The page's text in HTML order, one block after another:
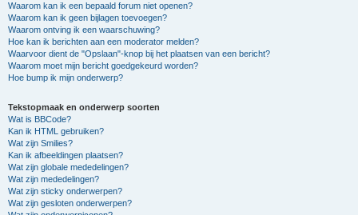
Waarom kan ik een bepaald forum niet openen?
Waarom kan ik geen bijlagen toevoegen?
Waarom ontving ik een waarschuwing?
Hoe kan ik berichten aan een moderator melden?
Waarvoor dient de "Opslaan"-knop bij het plaatsen van een bericht?
Waarom moet mijn bericht goedgekeurd worden?
Hoe bump ik mijn onderwerp?
Tekstopmaak en onderwerp soorten
Wat is BBCode?
Kan ik HTML gebruiken?
Wat zijn Smilies?
Kan ik afbeeldingen plaatsen?
Wat zijn globale mededelingen?
Wat zijn mededelingen?
Wat zijn sticky onderwerpen?
Wat zijn gesloten onderwerpen?